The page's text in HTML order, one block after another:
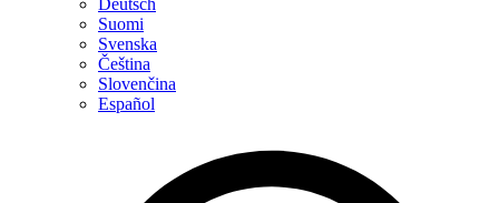
Deutsch
Suomi
Svenska
Čeština
Slovenčina
Español